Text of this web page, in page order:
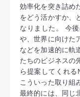
効率化を突き詰め
をどう活かすか、
なりました。 今
や、世界に向けた
などを加速的に軌
たちのビジネスの
ら提案してくれ
こういった取り組
最終的には、同じ